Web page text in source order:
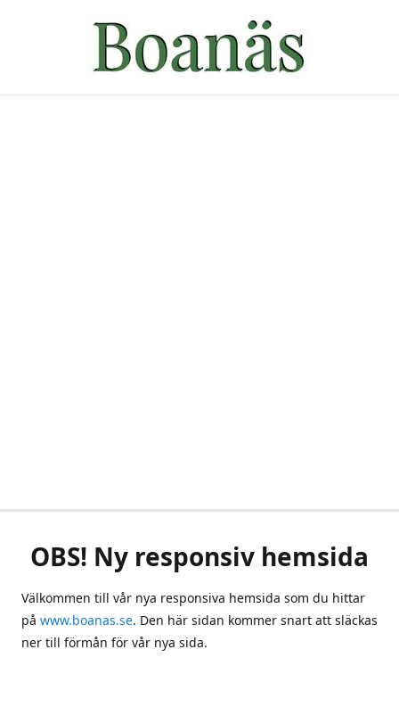
OBS! Ny responsiv hemsida
Välkommen till vår nya responsiva hemsida som du hittar
på www.boanas.se. Den här sidan kommer snart att släckas
ner till förmån för vår nya sida.